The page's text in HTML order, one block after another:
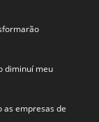
diminuí meu
as empresas de